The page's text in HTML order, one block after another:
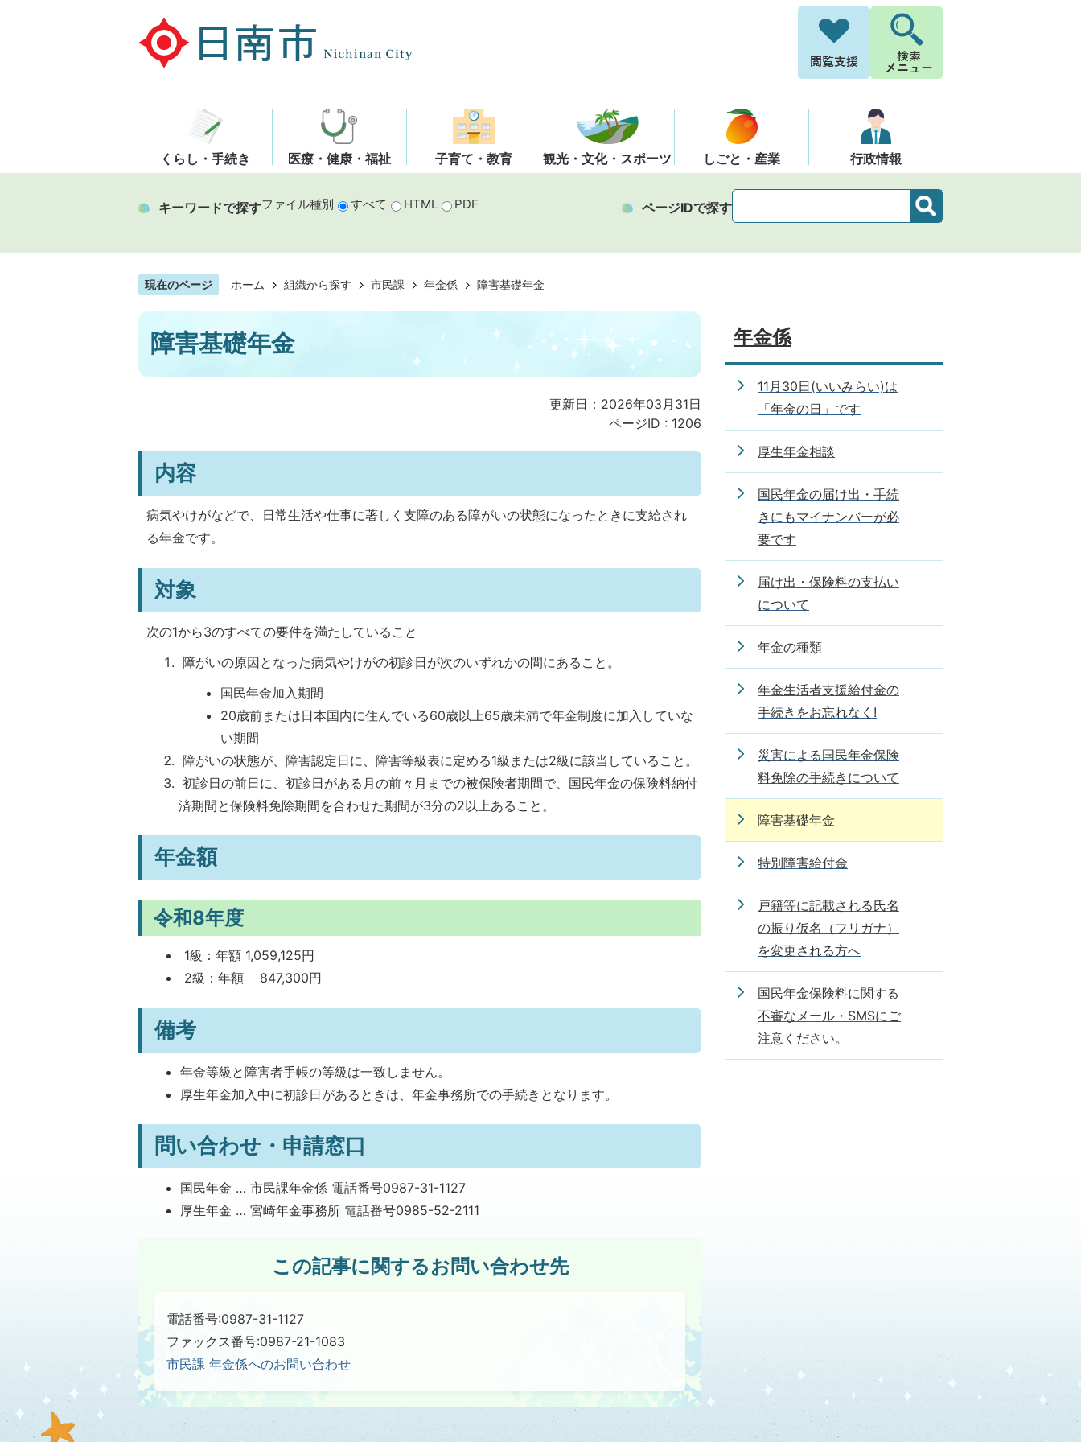
くらし・手続き 医療・健康・福祉 子育て・教育 観光・文化・スポーツ しごと・産業 行政情報
キーワードで探すファイル種別 すべて HTML PDF ページIDで探す
現在のページ ホーム 組織から探す 市民課 年金係 障害基礎年金
障害基礎年金
更新日：2026年03月31日
ページID : 1206
内容
病気やけがなどで、日常生活や仕事に著しく支障のある障がいの状態になったときに支給され
る年金です。
対象
次の1から3のすべての要件を満たしていること
障がいの原因となった病気やけがの初診日が次のいずれかの間にあること。
国民年金加入期間
20歳前または日本国内に住んでいる60歳以上65歳未満で年金制度に加入していな
い期間
障がいの状態が、障害認定日に、障害等級表に定める1級または2級に該当していること。
初診日の前日に、初診日がある月の前々月までの被保険者期間で、国民年金の保険料納付
済期間と保険料免除期間を合わせた期間が3分の2以上あること。
年金額
令和8年度
1級：年額 1,059,125円
2級：年額 847,300円
備考
年金等級と障害者手帳の等級は一致しません。
厚生年金加入中に初診日があるときは、年金事務所での手続きとなります。
問い合わせ・申請窓口
国民年金 … 市民課年金係 電話番号0987-31-1127
厚生年金 … 宮崎年金事務所 電話番号0985-52-2111
この記事に関するお問い合わせ先
電話番号:0987-31-1127
ファックス番号:0987-21-1083
市民課 年金係へのお問い合わせ
年金係
11月30日(いいみらい)は
「年金の日」です
厚生年金相談
国民年金の届け出・手続
きにもマイナンバーが必
要です
届け出・保険料の支払い
について
年金の種類
年金生活者支援給付金の
手続きをお忘れなく!
災害による国民年金保険
料免除の手続きについて
障害基礎年金
特別障害給付金
戸籍等に記載される氏名
の振り仮名（フリガナ）
を変更される方へ
国民年金保険料に関する
不審なメール・SMSにご
注意ください。